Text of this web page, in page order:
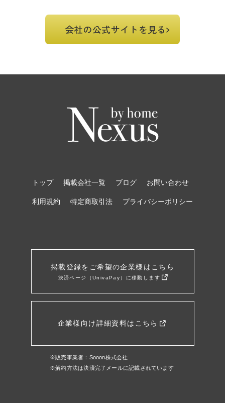
会社の公式サイトを見る
トップ 掲載会社一覧 ブログ お問い合わせ
利用規約 特定商取引法 プライバシーポリシー
掲載登録をご希望の企業様はこちら
決済ページ（UnivaPay）に移動します
企業様向け詳細資料はこちら
※販売事業者：Sooon株式会社
※解約方法は決済完了メールに記載されています